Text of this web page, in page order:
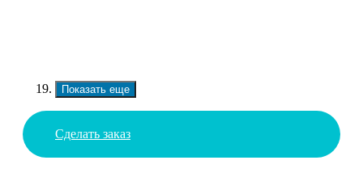
Показать еще
Сделать заказ